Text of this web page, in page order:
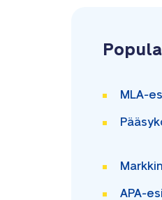
MLA-
APA-